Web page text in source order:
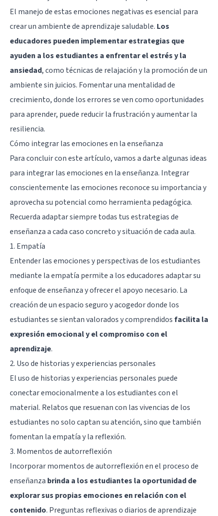
El manejo de estas emociones negativas es esencial para
crear un ambiente de aprendizaje saludable. Los
educadores pueden implementar estrategias que
ayuden a los estudiantes a enfrentar el estrés y la
ansiedad, como técnicas de relajación y la promoción de un
ambiente sin juicios. Fomentar una mentalidad de
crecimiento, donde los errores se ven como oportunidades
para aprender, puede reducir la frustración y aumentar la
resiliencia.
Cómo integrar las emociones en la enseñanza
Para concluir con este artículo, vamos a darte algunas ideas
para integrar las emociones en la enseñanza. Integrar
conscientemente las emociones reconoce su importancia y
aprovecha su potencial como herramienta pedagógica.
Recuerda adaptar siempre todas tus estrategias de
enseñanza a cada caso concreto y situación de cada aula.
1. Empatía
Entender las emociones y perspectivas de los estudiantes
mediante laempatía permite a los educadores adaptar su
enfoque de enseñanza y ofrecer el apoyo necesario. La
creación de un espacio seguro y acogedor donde los
estudiantes se sientan valorados y comprendidosfacilita la
expresión emocional y el compromiso con el
aprendizaje.
2. Uso de historias y experiencias personales
El uso de historias y experiencias personales puede
conectar emocionalmente a los estudiantes con el
material. Relatos que resuenan con las vivencias de los
estudiantes no solo captan su atención, sino que también
fomentan la empatía y la reflexión.
3. Momentos de autorreflexión
Incorporar momentos de autorreflexión en el proceso de
enseñanza brinda a los estudiantes la oportunidad de
explorar sus propias emociones en relación con el
contenido. Preguntas reflexivas o diarios de aprendizaje